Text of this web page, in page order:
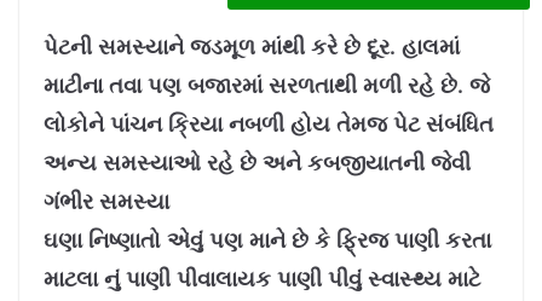
પેટની સમસ્યાને જડમૂળ માંથી કરે છે દૂર. હાલમાં
માટીના તવા પણ બજારમાં સરળતાથી મળી રહે છે. જે
લોકોને પાંચન ક્રિયા નબળી હોય તેમજ પેટ સંબંધિત
અન્ય સમસ્યાઓ રહે છે અને કબજીયાતની જેવી
ગંભીર સમસ્યા
ઘણા નિષ્ણાતો એવું પણ માને છે કે ફ્રિજ પાણી કરતા
માટલા નું પાણી પીવાલાયક પાણી પીવું સ્વાસ્થ્ય માટે